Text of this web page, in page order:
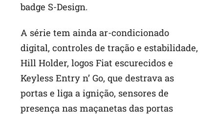
badge S-Design.
A série tem ainda ar-condicionado
digital, controles de tração e estabilidade,
Hill Holder, logos Fiat escurecidos e
Keyless Entry n’ Go, que destrava as
portas e liga a ignição, sensores de
presença nas maçanetas das portas